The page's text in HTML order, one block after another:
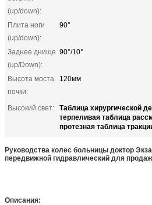
(up/down):
Плита ноги
(up/down):
90°
Заднее днище
(up/Down):
90°/10°
Высота моста
почки:
120мм
Высокий свет: Таблица хирургической
терпеливая таблица
протезная таблица
Руководства колес больницы доктор
передвижной гидравлический для
Описания: